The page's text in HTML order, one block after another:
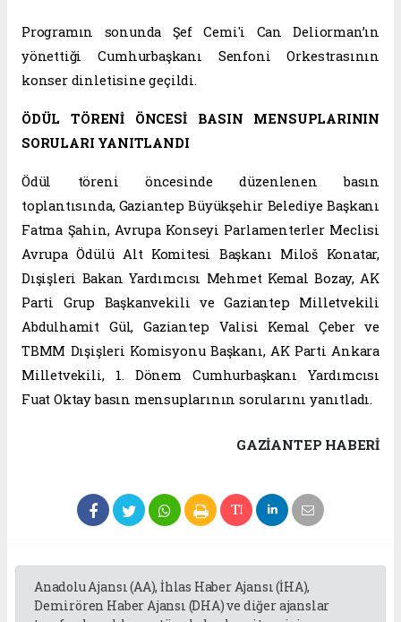
Programın sonunda Şef Cemi'i Can Deliorman’ın
yönettiği Cumhurbaşkanı Senfoni Orkestrasının
konser dinletisine geçildi.
ÖDÜL TÖRENİ ÖNCESİ BASIN MENSUPLARININ
SORULARI YANITLANDI
Ödül töreni öncesinde düzenlenen basın
toplantısında, Gaziantep Büyükşehir Belediye Başkanı
Fatma Şahin, Avrupa Konseyi Parlamenterler Meclisi
Avrupa Ödülü Alt Komitesi Başkanı Miloš Konatar,
Dışişleri Bakan Yardımcısı Mehmet Kemal Bozay, AK
Parti Grup Başkanvekili ve Gaziantep Milletvekili
Abdulhamit Gül, Gaziantep Valisi Kemal Çeber ve
TBMM Dışişleri Komisyonu Başkanı, AK Parti Ankara
Milletvekili, 1. Dönem Cumhurbaşkanı Yardımcısı
Fuat Oktay basın mensuplarının sorularını yanıtladı.
GAZIANTEP HABERİ
Anadolu Ajansı (AA), İhlas Haber Ajansı (İHA),
Demirören Haber Ajansı (DHA) ve diğer ajanslar